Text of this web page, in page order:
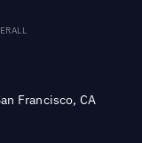
Francisco, CA